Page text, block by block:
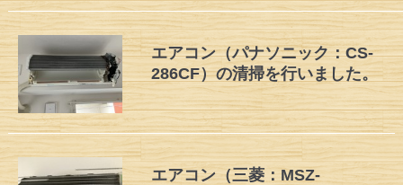
エアコン（パナソニック：CS-
286CF）の清掃を行いました。
エアコン（三菱：MSZ-